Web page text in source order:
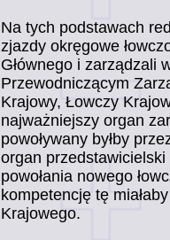
Na tych podstawach
zjazdy okręgowe
Głównego i zarządzali
Przewodniczącym
Krajowy, Łowczy
najważniejszy organ
powoływany byłby
organ
powołania nowego
kompetencję tę
Krajowego.